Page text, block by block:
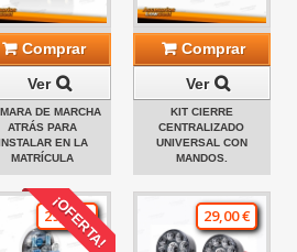
Comprar
Ver
DE MARCHA
ATRÁS PARA
EN LA
MATRÍCULA
Comprar
Ver
KIT CIERRE
CENTRALIZADO
UNIVERSAL CON
MANDOS.
¡OFERTA!
29,00 € 29,00 €